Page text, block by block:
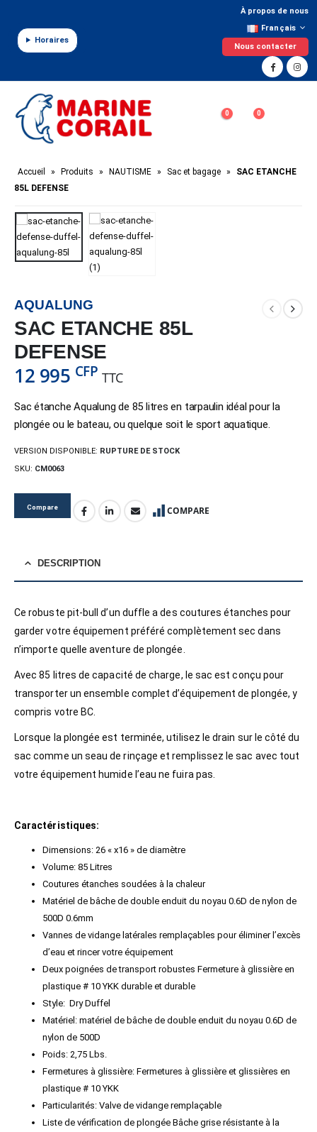
Horaires
À propos de nous
Français
Nous contacter
0 0
Accueil » Produits » NAUTISME » Sac et bagage »
SAC ETANCHE
85L DEFENSE
AQUALUNG
SAC ETANCHE 85L
DEFENSE
12 995 CFP TTC
Sac étanche Aqualung de 85 litres en tarpaulin idéal pour la
plongée ou le bateau, ou quelque soit le sport aquatique.
VERSION DISPONIBLE: RUPTURE DE STOCK
SKU: CM0063
Compare COMPARE
DESCRIPTION
Ce robuste pit-bull d’un duffle a des coutures étanches pour
garder votre équipement préféré complètement sec dans
n’importe quelle aventure de plongée.
Avec 85 litres de capacité de charge, le sac est conçu pour
transporter un ensemble complet d’équipement de plongée, y
compris votre BC.
Lorsque la plongée est terminée, utilisez le drain sur le côté du
sac comme un seau de rinçage et remplissez le sac avec tout
votre équipement humide l’eau ne fuira pas.
Caractéristiques:
Dimensions: 26 « x16 » de diamètre
Volume: 85 Litres
Coutures étanches soudées à la chaleur
Matériel de bâche de double enduit du noyau 0.6D de nylon de
500D 0.6mm
Vannes de vidange latérales remplaçables pour éliminer l’excès
d’eau et rincer votre équipement
Deux poignées de transport robustes Fermeture à glissière en
plastique # 10 YKK durable et durable
Style: Dry Duffel
Matériel: matériel de bâche de double enduit du noyau 0.6D de
nylon de 500D
Poids: 2,75 Lbs.
Fermetures à glissière: Fermetures à glissière et glissières en
plastique # 10 YKK
Particularités: Valve de vidange remplaçable
Liste de vérification de plongée Bâche grise résistante à la